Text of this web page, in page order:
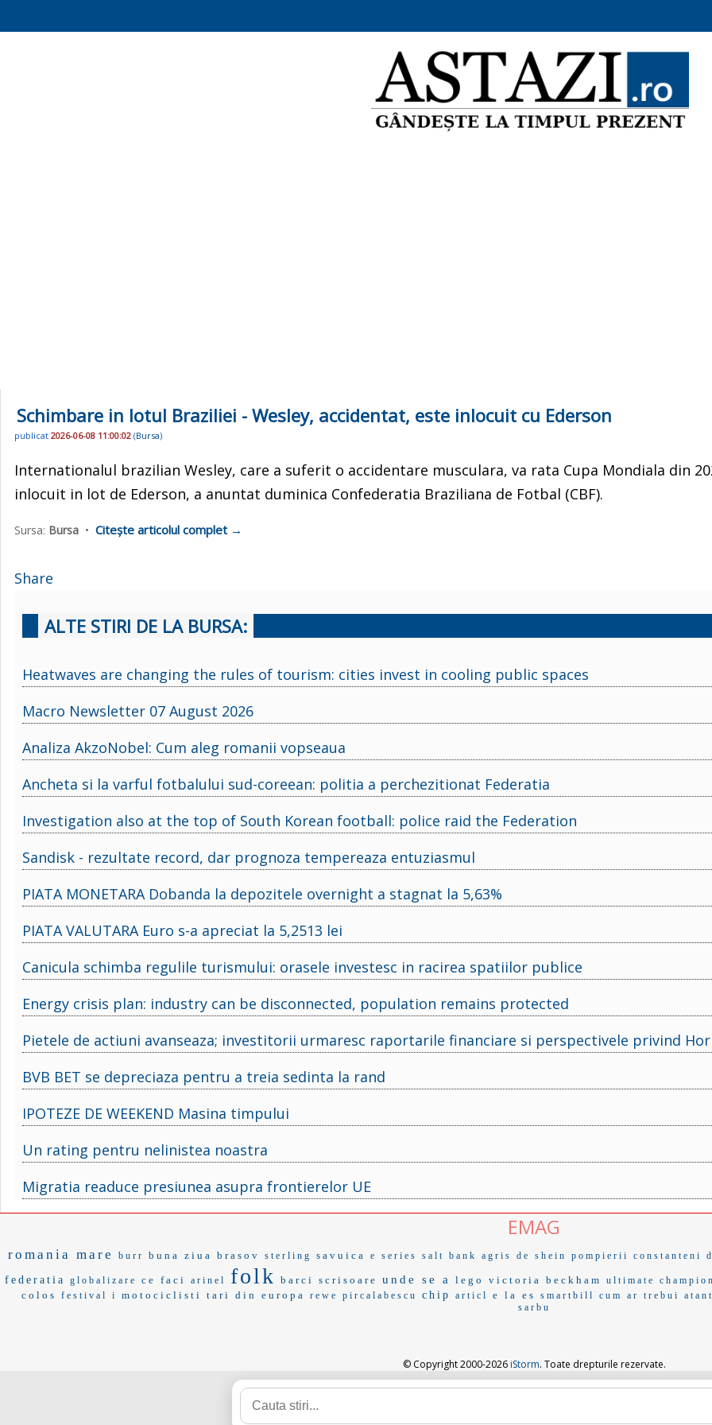
Schimbare in lotul Braziliei - Wesley, accidentat, este inlocuit cu Ederson
publicat 2026-06-08 11:00:02 (Bursa)
Internationalul brazilian Wesley, care a suferit o accidentare musculara, va rata Cupa Mondiala din
inlocuit in lot de Ederson, a anuntat duminica Confederatia Braziliana de Fotbal (CBF).
Sursa: Bursa • Citește articolul complet →
Share
ALTE STIRI DE LA BURSA:
Heatwaves are changing the rules of tourism: cities invest in cooling public spaces
Macro Newsletter 07 August 2026
Analiza AkzoNobel: Cum aleg romanii vopseaua
Ancheta si la varful fotbalului sud-coreean: politia a perchezitionat Federatia
Investigation also at the top of South Korean football: police raid the Federation
Sandisk - rezultate record, dar prognoza tempereaza entuziasmul
PIATA MONETARA Dobanda la depozitele overnight a stagnat la 5,63%
PIATA VALUTARA Euro s-a apreciat la 5,2513 lei
Canicula schimba regulile turismului: orasele investesc in racirea spatiilor publice
Energy crisis plan: industry can be disconnected, population remains protected
Pietele de actiuni avanseaza; investitorii urmaresc raportarile financiare si perspectivele privind
BVB BET se depreciaza pentru a treia sedinta la rand
IPOTEZE DE WEEKEND Masina timpului
Un rating pentru nelinistea noastra
Migratia readuce presiunea asupra frontierelor UE
EMAG
romania mare burr buna ziua brasov sterling savuica e series salt bank agris de shein pompierii constanteni
federatia globalizare ce faci arinel folk barci scrisoare unde se a lego victoria beckham ultimate
colos festival i motociclisti tari din europa rewe pircalabescu chip articl e la es smartbill cum ar trebui
sarbu
© Copyright 2000-2026iStorm. Toate drepturile rezervate.